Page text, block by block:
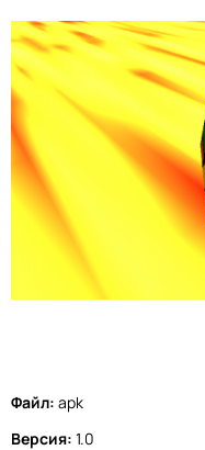
Файл: apk
Версия: 1.0